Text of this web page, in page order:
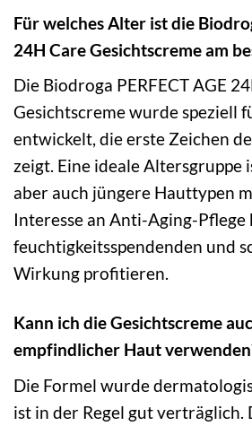
Für welches Alter ist die
24H Care Gesichtscreme am
Die Biodroga PERFECT AGE
Gesichtscreme wurde speziell
entwickelt, die erste Zeichen
zeigt. Eine ideale Altersgruppe
aber auch jüngere Hauttypen
Interesse an Anti-Aging-
feuchtigkeitsspendenden und
Wirkung profitieren.
Kann ich die Gesichtscreme
empfindlicher Haut
Die Formel wurde
ist in der Regel gut verträglich.